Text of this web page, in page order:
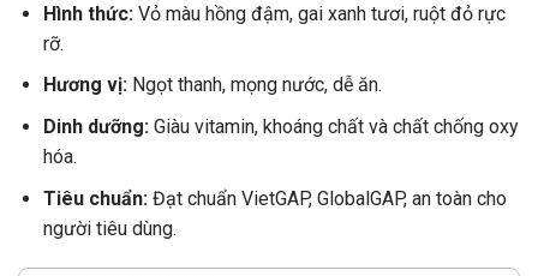
Hình thức:Vỏ màu hồng đậm, gai xanh tươi, ruột đỏ rực
rỡ.
Hương vị:Ngọt thanh, mọng nước, dễ ăn.
Dinh dưỡng:Giàu vitamin, khoáng chất và chất chống oxy
hóa.
Tiêu chuẩn:Đạt chuẩn VietGAP, GlobalGAP, an toàn cho
người tiêu dùng.